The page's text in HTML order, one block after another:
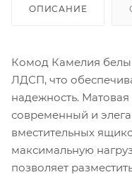
ОПИСАНИЕ
Комод Камелия
ЛДСП, что
надежность.
современный и
вместительных
максимальную
позволяет